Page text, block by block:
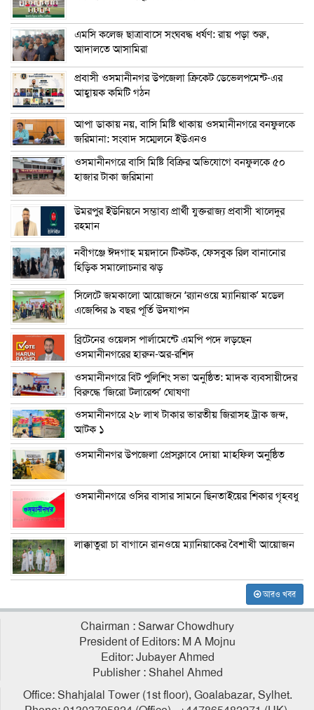
এম‌সি কলেজ ছাত্রাবাসে সংঘবদ্ধ ধর্ষণ: রায় পড়া শুরু,
আদালতে আসামিরা
প্রবাসী ওসমানীনগর উপজেলা ক্রিকেট ডেভেলপমেন্ট-এর
আহ্বায়ক কমিটি গঠন
আপা ডাকায় নয়, বাসি মিষ্টি থাকায় ওসমানীনগরে বনফুলকে
জরিমানা: সংবাদ সম্মেলনে ইউএনও
ওসমানীনগরে বাসি মিষ্টি বিক্রির অভিযোগে বনফুলকে ৫০
হাজার টাকা জরিমানা
উমরপুর ইউনিয়নে সম্ভাব্য প্রার্থী যুক্তরাজ্য প্রবাসী খালেদুর
রহমান
নবীগঞ্জে ঈদগাহ ময়দানে টিকটক, ফেসবুক রিল বানানোর
হিড়িক সমালোচনার ঝড়
সিলেটে জমকালো আয়োজনে ‘র‍্যানওয়ে ম্যানিয়াক’ মডেল
এজেন্সির ৯ বছর পূর্তি উদযাপন
ব্রিটেনের ওয়েলস পার্লামেন্টে এমপি পদে লড়ছেন
ওসমানীনগরের হারুন-অর-রশিদ
ওসমানীনগরে বিট পুলিশিং সভা অনুষ্ঠিত: মাদক ব্যবসায়ীদের
বিরুদ্ধে ‘জিরো টলারেন্স’ ঘোষণা
ওসমানীনগরে ২৮ লাখ টাকার ভারতীয় জিরাসহ ট্রাক জব্দ,
আটক ১
ওসমানীনগর উপজেলা প্রেসক্লাবে দোয়া মাহফিল অনুষ্ঠিত
ওসমানীনগরে ওসির বাসার সামনে ছিনতাইয়ের শিকার গৃহবধু
লাক্কাতুরা চা বাগানে রানওয়ে ম্যানিয়াকের বৈশাখী আয়োজন
আরও খবর
Chairman : Sarwar Chowdhury
President of Editors: M A Mojnu
Editor: Jubayer Ahmed
Publisher : Shahel Ahmed
Office: Shahjalal Tower (1st floor), Goalabazar, Sylhet.